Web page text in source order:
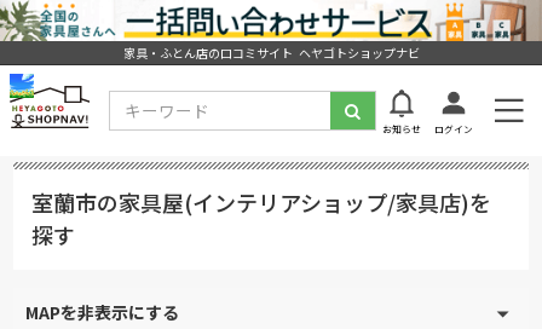
家具・ふとん店の口コミサイト ヘヤゴトショップナビ
お知らせ ログイン
室蘭市の家具屋(インテリアショップ/家具店)を
探す